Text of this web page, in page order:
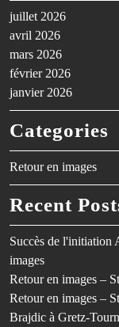
juillet 2026
avril 2026
mars 2026
février 2026
janvier 2026
Categories
Retour en images
Recent
Succès de l'initiation
images
Retour en images –
Retour en images –
Brajdic à Gretz-